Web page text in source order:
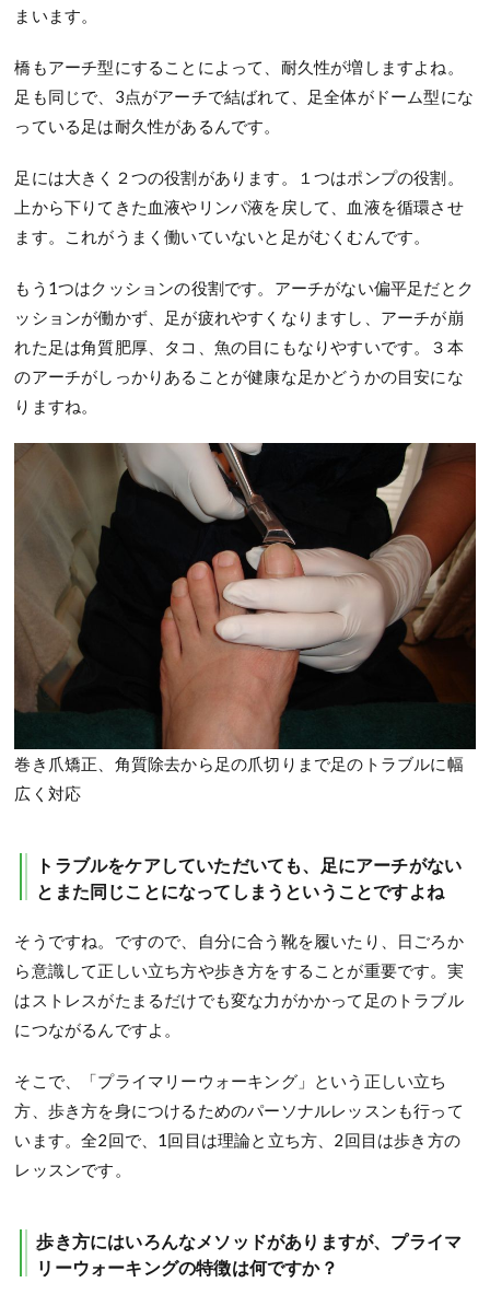
まいます。
橋もアーチ型にすることによって、耐久性が増しますよね。
足も同じで、3点がアーチで結ばれて、足全体がドーム型にな
っている足は耐久性があるんです。
足には大きく２つの役割があります。１つはポンプの役割。
上から下りてきた血液やリンパ液を戻して、血液を循環させ
ます。これがうまく働いていないと足がむくむんです。
もう1つはクッションの役割です。アーチがない偏平足だとク
ッションが働かず、足が疲れやすくなりますし、アーチが崩
れた足は角質肥厚、タコ、魚の目にもなりやすいです。３本
のアーチがしっかりあることが健康な足かどうかの目安にな
りますね。
巻き爪矯正、角質除去から足の爪切りまで足のトラブルに幅
広く対応
トラブルをケアしていただいても、足にアーチがない
とまた同じことになってしまうということですよね
そうですね。ですので、自分に合う靴を履いたり、日ごろか
ら意識して正しい立ち方や歩き方をすることが重要です。実
はストレスがたまるだけでも変な力がかかって足のトラブル
につながるんですよ。
そこで、「プライマリーウォーキング」という正しい立ち
方、歩き方を身につけるためのパーソナルレッスンも行って
います。全2回で、1回目は理論と立ち方、2回目は歩き方の
レッスンです。
歩き方にはいろんなメソッドがありますが、プライマ
リーウォーキングの特徴は何ですか？